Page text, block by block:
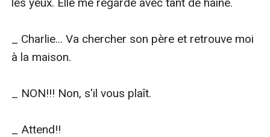
_ Charlie... Va chercher son père et retrouve moi
à la maison.
_ NON!!! Non, s'il vous plaît.
_ Attend!!